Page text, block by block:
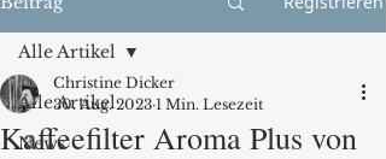
Alle Artikel
News
Alle Artikel
Kaffeefilter Aroma Plus von
Christine Dicker
30. Aug. 2023 1 Min. Lesezeit